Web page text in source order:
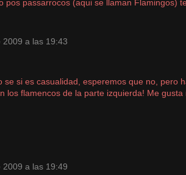
pos passarrocos (aqui se llaman Flamingos)
a las 19:43
se si es casualidad, esperemos que no, pero
los flamencos de la parte izquierda! Me gusta
a las 19:49